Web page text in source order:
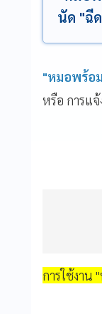
นัด "ฉี
"หมอพร้อ
หรือ การแ
การใช้งาน